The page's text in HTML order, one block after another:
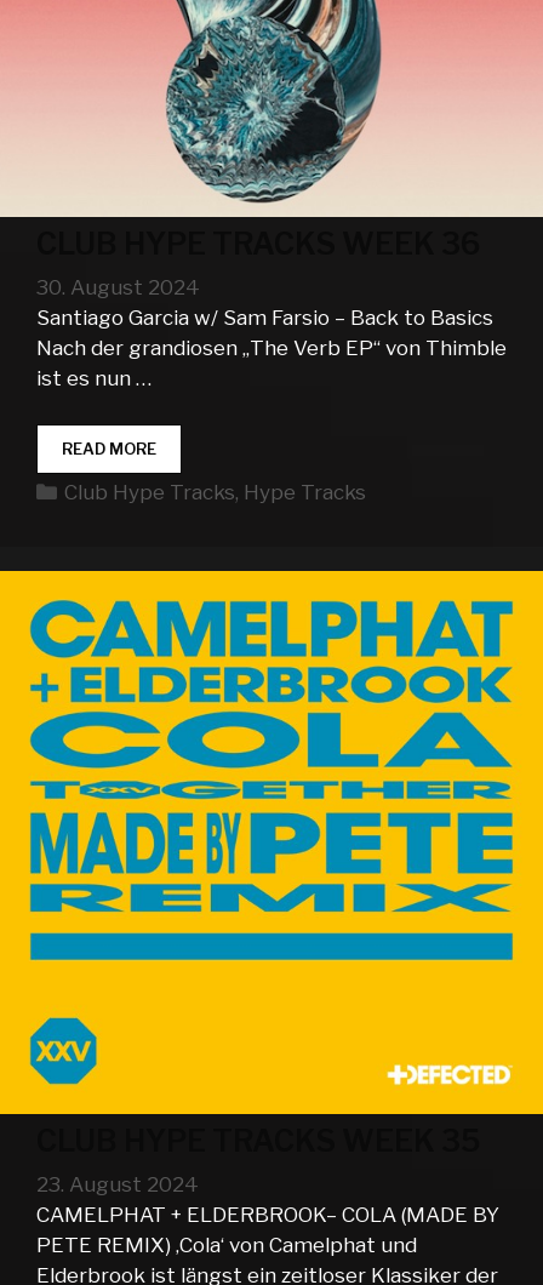
30. August 2024
Santiago Garcia w/ Sam Farsio – Back to Basics
Nach der grandiosen „The Verb EP“ von Thimble
ist es nun …
READ MORECLUB
HYPE
TRACKS
Kategorien
Club Hype Tracks, Hype Tracks
23. August 2024
CAMELPHAT + ELDERBROOK– COLA (MADE BY
PETE REMIX) ‚Cola‘ von Camelphat und
Elderbrook ist längst ein zeitloser Klassiker der